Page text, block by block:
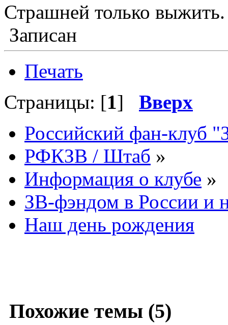
Страшней только выжить.
Записан
Печать
Страницы: [1] Вверх
Российский фан-клуб
РФКЗВ / Штаб »
Информация о клубе »
ЗВ-фэндом в России и
Наш день рождения
Похожие темы (5)